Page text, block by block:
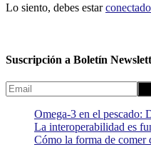
Lo siento, debes estarconectado
Suscripción a Boletín
Omega-3 en el pescado:
La interoperabilidad es
Cómo la forma de comer